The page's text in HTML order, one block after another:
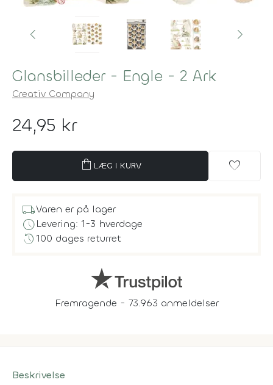
Glansbilleder - Engle - 2 Ark
Creativ Company
24,95 kr
shopping_bag LÆG I KURV favorite
local_shippingVaren er på lager
scheduleLevering: 1-3 hverdage
history100 dages returret
Fremragende - 73.963 anmeldelser
Beskrivelse